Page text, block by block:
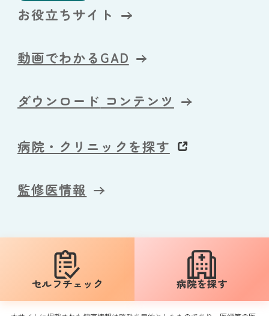
お役立ちサイト
動画でわかるGAD
ダウンロード コンテンツ
病院・クリニックを探す
監修医情報
セルフチェック 病院を探す